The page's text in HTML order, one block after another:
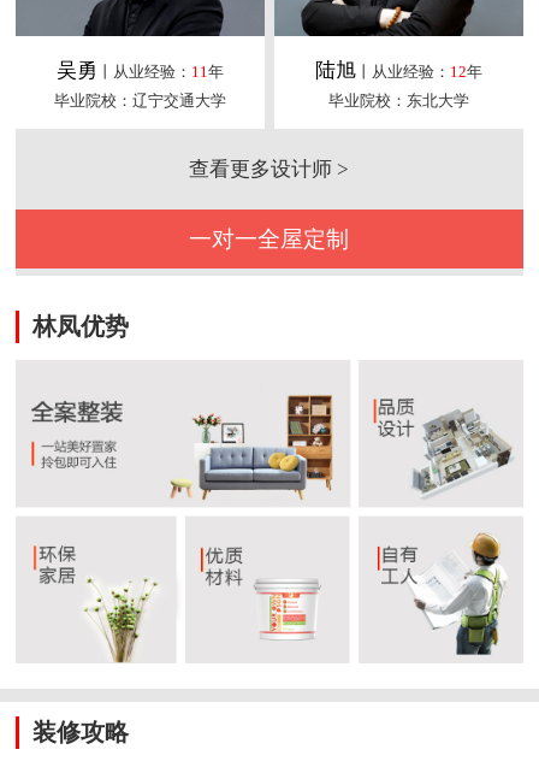
吴勇 丨从业经验： 11年
毕业院校：辽宁交通大学
陆旭丨从业经验： 12年
毕业院校：东北大学
查看更多设计师 >
一对一全屋定制
林凤优势
装修攻略